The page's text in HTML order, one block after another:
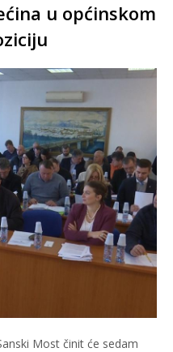
u općinskom
Most činit će sedam